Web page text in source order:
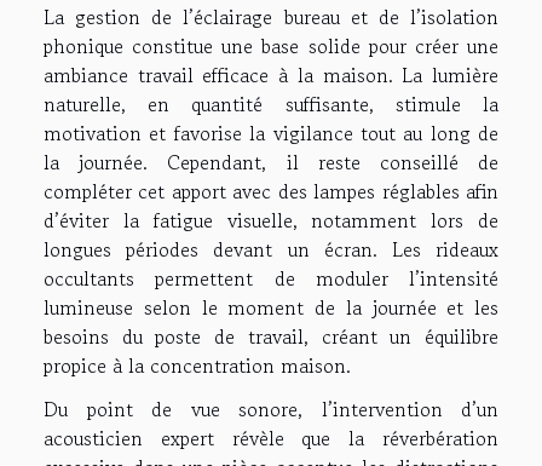
La gestion de l’éclairage bureau et de l’isolation
phonique constitue une base solide pour créer une
ambiance travail efficace à la maison. La lumière
naturelle, en quantité suffisante, stimule la
motivation et favorise la vigilance tout au long de
la journée. Cependant, il reste conseillé de
compléter cet apport avec des lampes réglables afin
d’éviter la fatigue visuelle, notamment lors de
longues périodes devant un écran. Les rideaux
occultants permettent de moduler l’intensité
lumineuse selon le moment de la journée et les
besoins du poste de travail, créant un équilibre
propice à la concentration maison.
Du point de vue sonore, l’intervention d’un
acousticien expert révèle que la réverbération